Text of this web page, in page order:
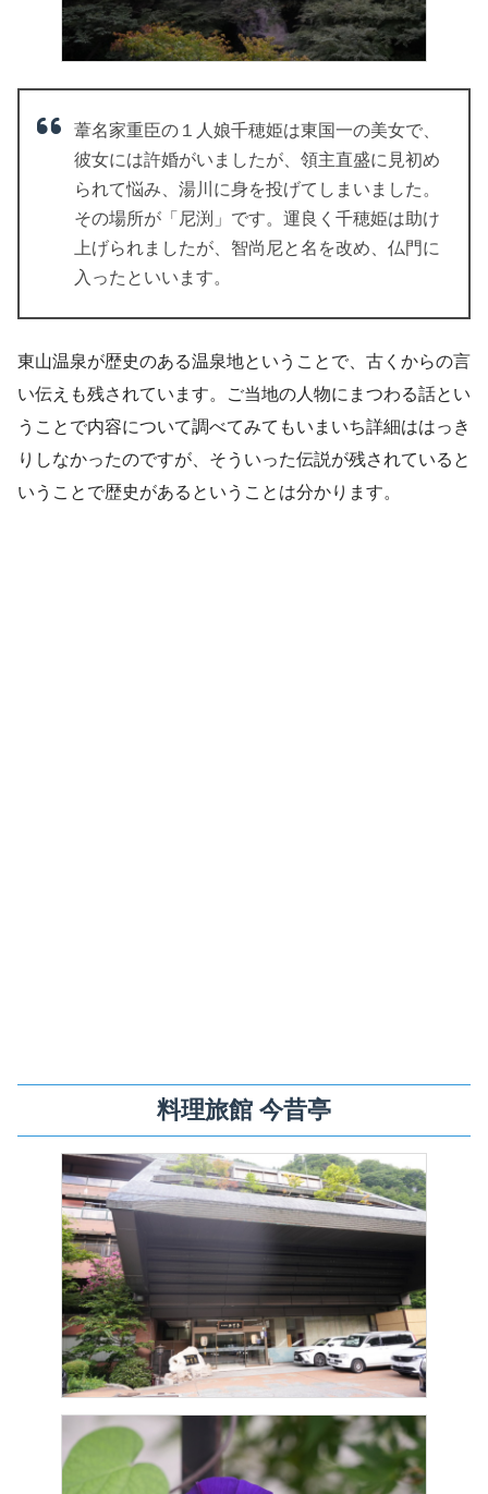
葦名家重臣の１人娘千穂姫は東国一の美女で、
彼女には許婚がいましたが、領主直盛に見初め
られて悩み、湯川に身を投げてしまいました。
その場所が「尼渕」です。運良く千穂姫は助け
上げられましたが、智尚尼と名を改め、仏門に
入ったといいます。
東山温泉が歴史のある温泉地ということで、古くからの言
い伝えも残されています。ご当地の人物にまつわる話とい
うことで内容について調べてみてもいまいち詳細ははっき
りしなかったのですが、そういった伝説が残されていると
いうことで歴史があるということは分かります。
料理旅館 今昔亭